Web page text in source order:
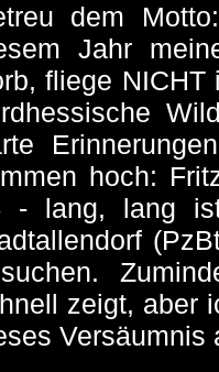
dem
Jahr
fliege
hoch:
- lang, lang
zeigt, aber
Versäumnis